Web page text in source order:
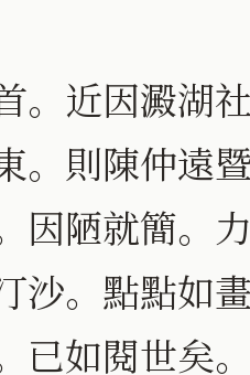
。近因澱湖
。則陳仲遠
因陋就簡。
沙。點點如
已如閱世矣